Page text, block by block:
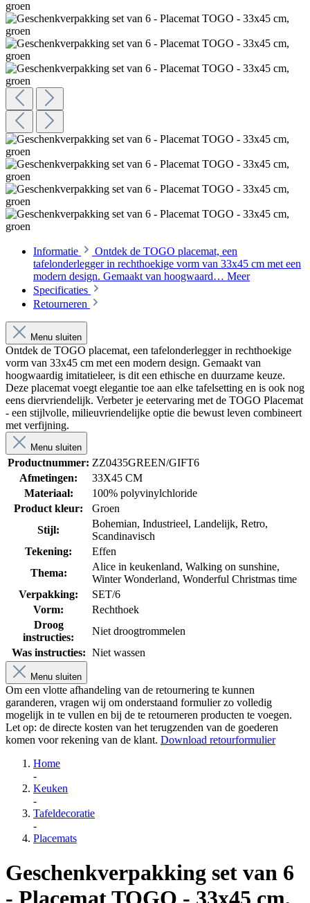
Informatie
Ontdek de TOGO placemat, een
tafelonderlegger in rechthoekige vorm van 33x45 cm met een
modern design. Gemaakt van hoogwaard… Meer
Specificaties
Retourneren
Menu sluiten
Ontdek de TOGO placemat, een tafelonderlegger in rechthoekige
vorm van 33x45 cm met een modern design. Gemaakt van
hoogwaardig imitatieleer, is dit een ethische en duurzame keuze.
Deze placemat voegt elegantie toe aan elke tafelsetting en is ook nog
eens diervriendelijk. Verbeter je eetervaring met de TOGO Placemat
- een stijlvolle, milieuvriendelijke optie die bewust leven combineert
met verfijning.
Menu sluiten
Productnummer: ZZ0435GREEN/GIFT6
Afmetingen:
33X45 CM
Materiaal:
100% polyvinylchloride
Product kleur:
Groen
Stijl:
Bohemian, Industrieel, Landelijk, Retro,
Scandinavisch
Tekening:
Effen
Thema:
Alice in keukenland, Walking on sunshine,
Winter Wonderland, Wonderful Christmas time
Verpakking:
SET/6
Vorm:
Rechthoek
Droog
instructies:
Niet droogtrommelen
Was instructies: Niet wassen
Menu sluiten
Om een vlotte afhandeling van de retournering te kunnen
garanderen, vragen wij om onderstaand formulier zo volledig
mogelijk in te vullen en bij de te retourneren producten te voegen.
Let op: de directe kosten van het terugzenden van de goederen
komen voor rekening van de klant. Download retourformulier
Home
-
Keuken
-
Tafeldecoratie
-
Placemats
Geschenkverpakking set van 6